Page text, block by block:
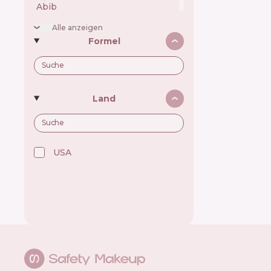
Abib 🇰🇷
Achroactive Max 🇧🇬
Acnemy 🇪🇸
Acure 🇺🇸
Acwell 🇰🇷
Ada Tina 🇧🇷
Aesop 🇦🇺
Alfaparf 🇮🇹
Allen Mak 🇧🇬
Allies of Skin 🇸🇬
Alpecin 🇩🇪
Alpha H 🇦🇺
Amway 🇺🇸
Anastasia Beverly Hills 🇺🇸
Arkada 🇵🇱
Arocell 🇰🇷
Aromase 🇹🇼
Alle anzeigen
Formel
Land
USA 🇺🇸